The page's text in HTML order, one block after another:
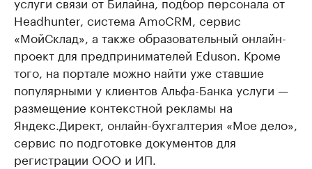
Headhunter, система AmoCRM, сервис
«МойСклад», а также образовательный онлайн-
проект для предпринимателей Eduson. Кроме
того, на портале можно найти уже ставшие
популярными у клиентов Альфа-Банка услуги —
размещение контекстной рекламы на
Яндекс.Директ, онлайн-бухгалтерия «Мое дело»,
сервис по подготовке документов для
регистрации ООО и ИП.